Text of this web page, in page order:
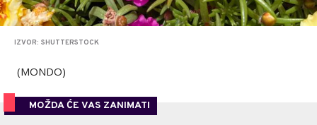
IZVOR: SHUTTERSTOCK
(MONDO)
MOŽDA ĆE VAS ZANIMATI